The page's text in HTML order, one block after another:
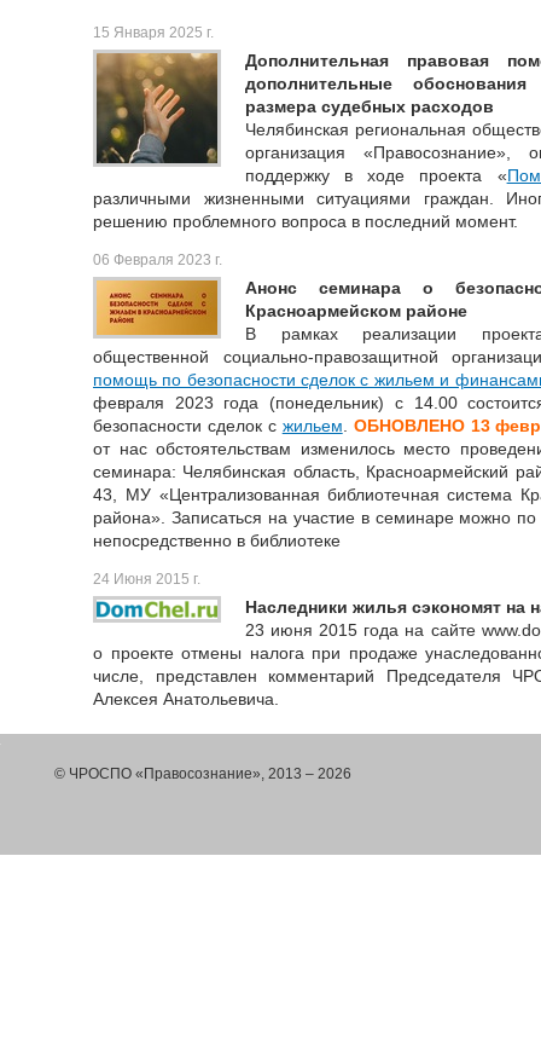
15 Января 2025 г.
Дополнительная правовая
дополнительные
размера судебных расходов
Челябинская региональная
организация
поддержку в ходе проекта «
различными жизненными ситуациями граждан.
решению проблемного вопроса в последний момент.
06 Февраля 2023 г.
Анонс семинара о
Красноармейском районе
В рамках реализации
общественной социально-правозащитной
помощь по безопасности сделок с жильем и
февраля 2023 года (понедельник) с 14.00
безопасности сделок с жильем
ОБНОВЛЕНО 13
от нас обстоятельствам изменилось место
семинара: Челябинская область, Красноармейский
43, МУ «Централизованная библиотечная система
района». Записаться на участие в семинаре можно
непосредственно в библиотеке
24 Июня 2015 г.
Наследники жилья сэкономят на
23 июня 2015 года на сайте
о проекте отмены налога при продаже
числе, представлен комментарий Председателя
Алексея Анатольевича.
© ЧРОСПО «Правосознание», 2013 – 2026